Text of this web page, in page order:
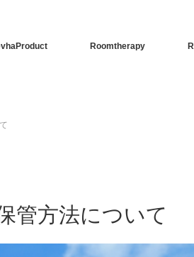
Roomtherapy
管方法について